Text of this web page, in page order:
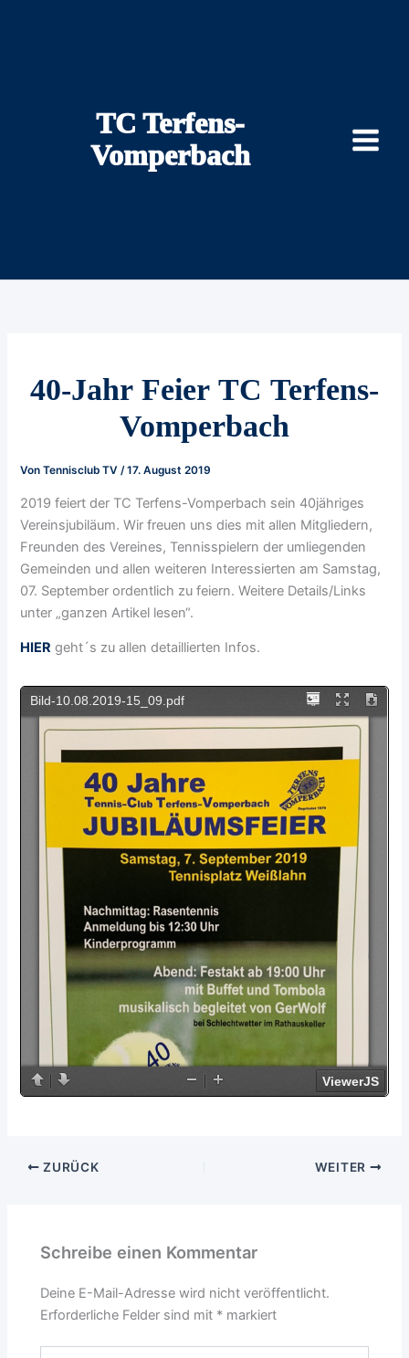
TC Terfens-
Vomperbach
40-Jahr Feier TC Terfens-
Vomperbach
VonTennisclub TV/17. August 2019
2019 feiert der TC Terfens-Vomperbach sein 40jähriges
Vereinsjubiläum. Wir freuen uns dies mit allen Mitgliedern,
Freunden des Vereines, Tennisspielern der umliegenden
Gemeinden und allen weiteren Interessierten am Samstag,
07. September ordentlich zu feiern. Weitere Details/Links
unter „ganzen Artikel lesen“.
HIER geht´s zu allen detaillierten Infos.
ZURÜCK WEITER
Schreibe einen Kommentar
Deine E-Mail-Adresse wird nicht veröffentlicht.
Erforderliche Felder sind mit * markiert